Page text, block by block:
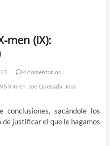
men (IX):
4 comentarios
X-men Joe Quesada Joss
sacándole los
justificar el que le hagamos